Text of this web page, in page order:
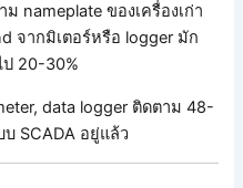
ม nameplate ของเครื่องเก่า
จากมิเตอร์หรือ logger มัก
ป 20-30%
data logger ติดตาม 48-
SCADA อยู่แล้ว